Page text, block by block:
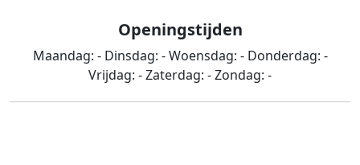
Openingstijden
Maandag: - Dinsdag: -Woensdag: - Donderdag: -
Vrijdag: -Zaterdag: -Zondag: -